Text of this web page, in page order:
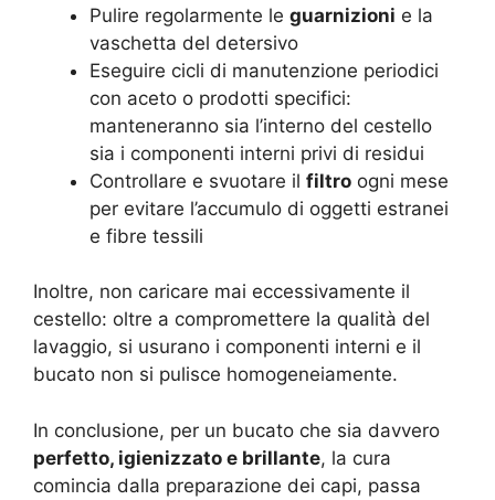
Pulire regolarmente le guarnizioni e la
vaschetta del detersivo
Eseguire cicli di manutenzione periodici
con aceto o prodotti specifici:
manteneranno sia l’interno del cestello
sia i componenti interni privi di residui
Controllare e svuotare il filtro ogni mese
per evitare l’accumulo di oggetti estranei
e fibre tessili
Inoltre, non caricare mai eccessivamente il
cestello: oltre a compromettere la qualità del
lavaggio, si usurano i componenti interni e il
bucato non si pulisce homogeneiamente.
In conclusione, per un bucato che sia davvero
perfetto, igienizzato e brillante, la cura
comincia dalla preparazione dei capi, passa